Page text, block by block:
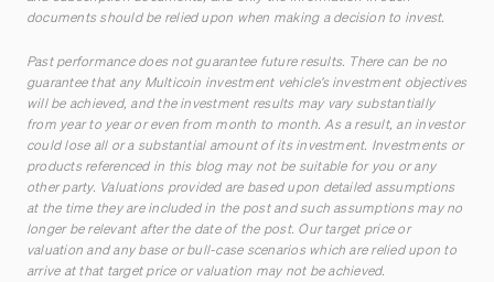
documents should be relied upon when making a decision to invest.
Past performance does not guarantee future results. There can be no
guarantee that any Multicoin investment vehicle’s investment objectives
will be achieved, and the investment results may vary substantially
from year to year or even from month to month. As a result, an investor
could lose all or a substantial amount of its investment. Investments or
products referenced in this blog may not be suitable for you or any
other party. Valuations provided are based upon detailed assumptions
at the time they are included in the post and such assumptions may no
longer be relevant after the date of the post. Our target price or
valuation and any base or bull-case scenarios which are relied upon to
arrive at that target price or valuation may not be achieved.